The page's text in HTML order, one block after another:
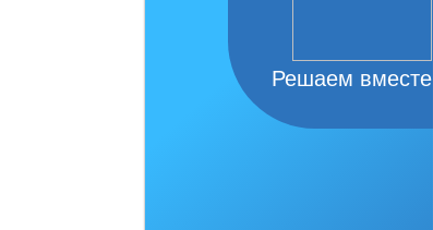
Решаем вместе